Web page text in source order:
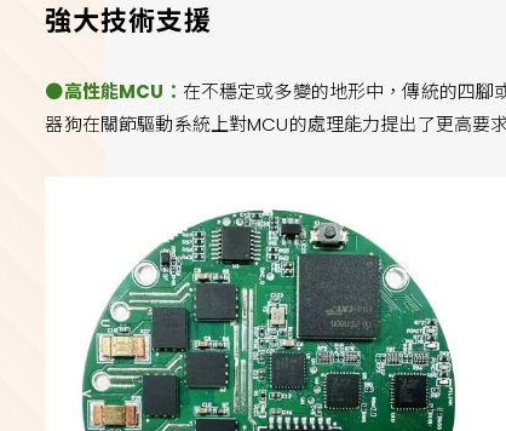
強大技術支援
●高性能MCU： 在不穩定或多變的地形中，傳統的四
器狗在關節驅動系統上對MCU的處理能力提出了更高要